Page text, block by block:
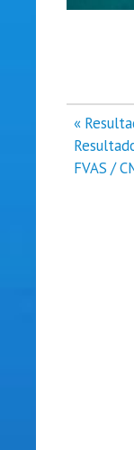
de
entradas
«
FVAS /